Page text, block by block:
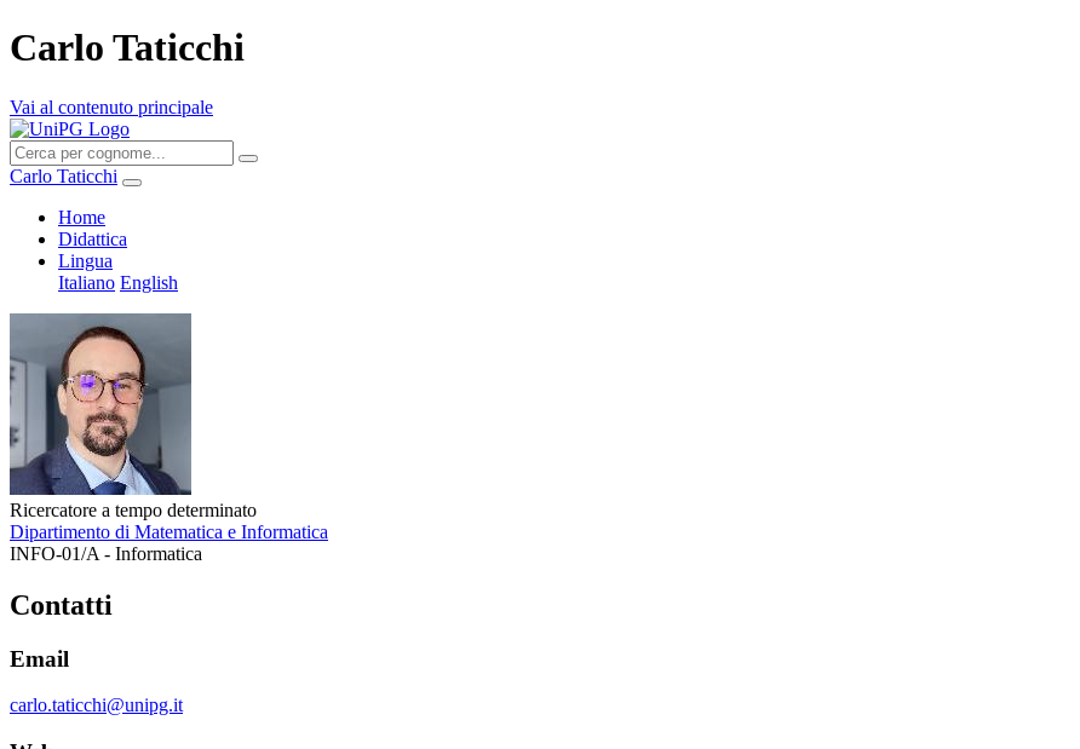
Carlo Taticchi
Vai al contenuto principale
Carlo Taticchi
Home
Didattica
Lingua
Italiano English
Ricercatore a tempo determinato
Dipartimento di Matematica e Informatica
INFO-01/A - Informatica
Contatti
Email
carlo.taticchi@unipg.it